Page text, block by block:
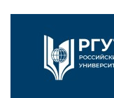
XXX-я
Бесплатная